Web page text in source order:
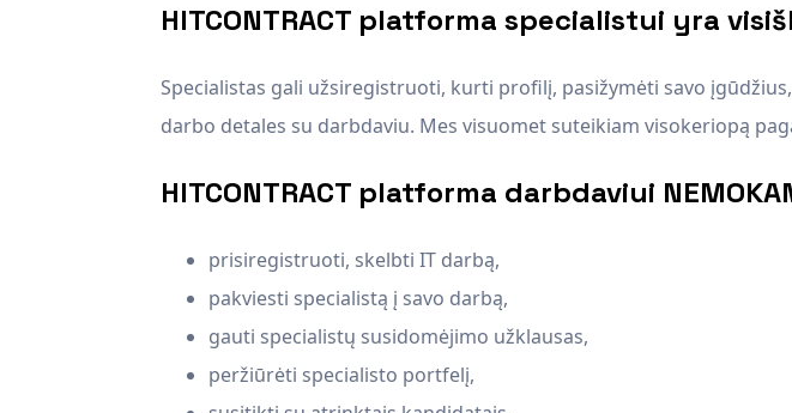
HITCONTRACT platforma specialistui yra
Specialistas gali užsiregistruoti, kurti profilį, pasižymėti savo
darbo detales su darbdaviu. Mes visuomet suteikiam visokeriopą
HITCONTRACT platforma darbdaviui
prisiregistruoti, skelbti IT darbą,
pakviesti specialistą į savo darbą,
gauti specialistų susidomėjimo užklausas,
peržiūrėti specialisto portfelį,